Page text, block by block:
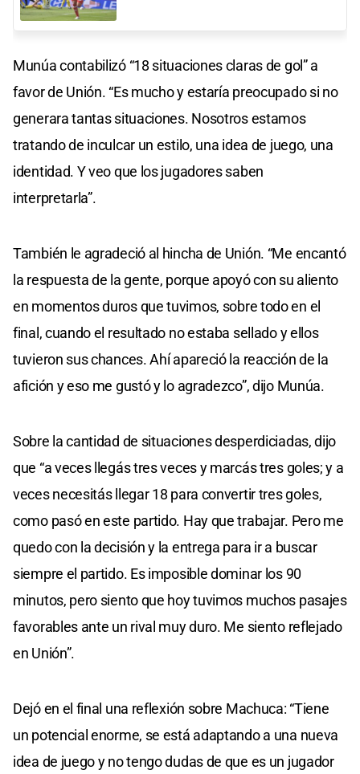
Munúa contabilizó “18 situaciones claras de gol” a
favor de Unión. “Es mucho y estaría preocupado si no
generara tantas situaciones. Nosotros estamos
tratando de inculcar un estilo, una idea de juego, una
identidad. Y veo que los jugadores saben
interpretarla”.
También le agradeció al hincha de Unión. “Me encantó
la respuesta de la gente, porque apoyó con su aliento
en momentos duros que tuvimos, sobre todo en el
final, cuando el resultado no estaba sellado y ellos
tuvieron sus chances. Ahí apareció la reacción de la
afición y eso me gustó y lo agradezco”, dijo Munúa.
Sobre la cantidad de situaciones desperdiciadas, dijo
que “a veces llegás tres veces y marcás tres goles; y a
veces necesitás llegar 18 para convertir tres goles,
como pasó en este partido. Hay que trabajar. Pero me
quedo con la decisión y la entrega para ir a buscar
siempre el partido. Es imposible dominar los 90
minutos, pero siento que hoy tuvimos muchos pasajes
favorables ante un rival muy duro. Me siento reflejado
en Unión”.
Dejó en el final una reflexión sobre Machuca: “Tiene
un potencial enorme, se está adaptando a una nueva
idea de juego y no tengo dudas de que es un jugador